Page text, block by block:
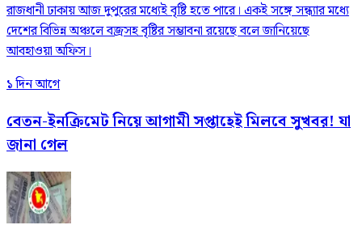
রাজধানী ঢাকায় আজ দুপুরের মধ্যেই বৃষ্টি হতে পারে। একই সঙ্গে সন্ধ্যার মধ্যে
দেশের বিভিন্ন অঞ্চলে বজ্রসহ বৃষ্টির সম্ভাবনা রয়েছে বলে জানিয়েছে
আবহাওয়া অফিস।
১ দিন আগে
বেতন-ইনক্রিমেট নিয়ে আগামী সপ্তাহেই মিলবে সুখবর! যা
জানা গেল